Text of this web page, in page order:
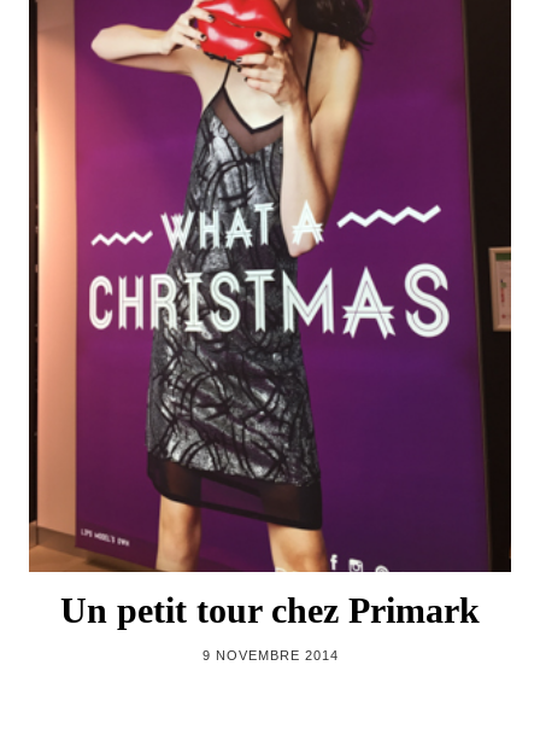
Un petit tour chez Primark
9 NOVEMBRE 2014